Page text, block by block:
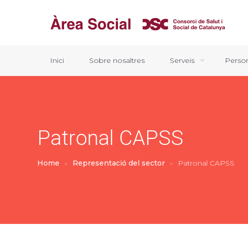
Inici Sobre nosaltres Serveis
Patronal CAPSS
Home » Representació del sector » Patronal CAPSS